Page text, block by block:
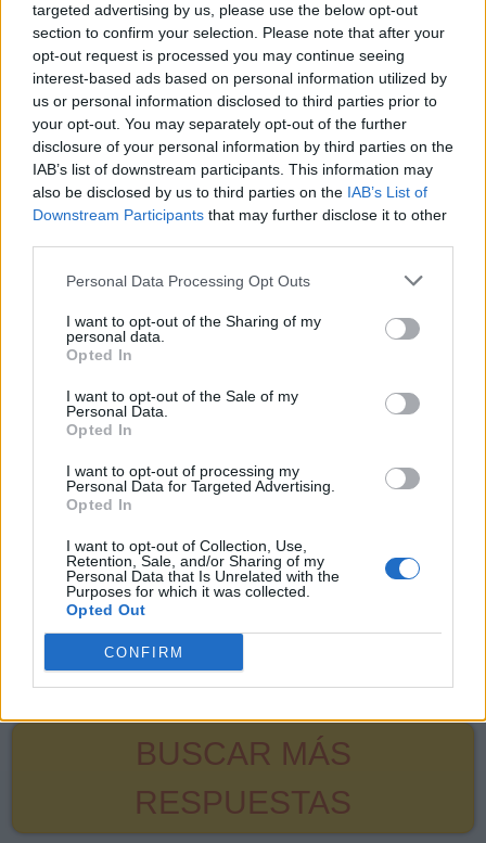
targeted advertising by us, please use the below opt-out
section to confirm your selection. Please note that after your
opt-out request is processed you may continue seeing
interest-based ads based on personal information utilized by
us or personal information disclosed to third parties prior to
your opt-out. You may separately opt-out of the further
disclosure of your personal information by third parties on the
IAB’s list of downstream participants. This information may
also be disclosed by us to third parties on the IAB’s List of
Downstream Participants that may further disclose it to other
Personal Data Processing Opt Outs
I want to opt-out of the Sharing of my
personal data.
Opted In
I want to opt-out of the Sale of my
Personal Data.
Opted In
I want to opt-out of processing my
Personal Data for Targeted Advertising.
Opted In
I want to opt-out of Collection, Use,
Retention, Sale, and/or Sharing of my
Personal Data that Is Unrelated with the
Purposes for which it was collected.
Opted Out
CONFIRM
3.
M E J O
R
4. M E R
O
5.
M O J
E
6. M O R
É
7. R E M
O
8.
E J
E
M E
O
M E
M O
R
O R
O R
É
R E
R O
E
J
O
M
E
E
22. R O
BUSCAR MÁS
RESPUESTAS